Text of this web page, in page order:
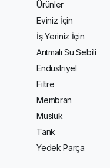
Ürünler
Eviniz İçin
İş Yeriniz İçin
Arıtmalı Su Sebili
Endüstriyel
Filtre
Membran
Musluk
Tank
Yedek Parça